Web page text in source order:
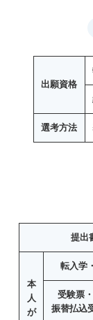
出願資格
選考方法
提出
本
人
が
転入学
受験票
振替払込